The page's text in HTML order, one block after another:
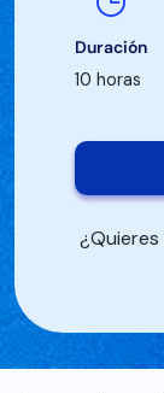
Duración
10 horas